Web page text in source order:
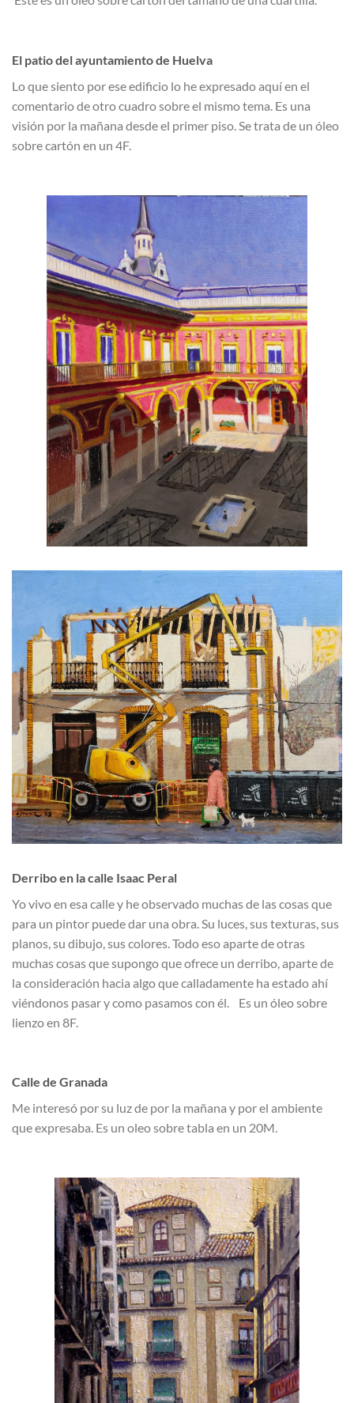
El patio del ayuntamiento de Huelva
Lo que siento por ese edificio lo he expresado aquí en el
comentario de otro cuadro sobre el mismo tema. Es una
visión por la mañana desde el primer piso. Se trata de un óleo
sobre cartón en un 4F.
Derribo en la calle Isaac Peral
Yo vivo en esa calle y he observado muchas de las cosas que
para un pintor puede dar una obra. Su luces, sus texturas, sus
planos, su dibujo, sus colores. Todo eso aparte de otras
muchas cosas que supongo que ofrece un derribo, aparte de
la consideración hacia algo que calladamente ha estado ahí
viéndonos pasar y como pasamos con él. Es un óleo sobre
lienzo en 8F.
Calle de Granada
Me interesó por su luz de por la mañana y por el ambiente
que expresaba. Es un oleo sobre tabla en un 20M.